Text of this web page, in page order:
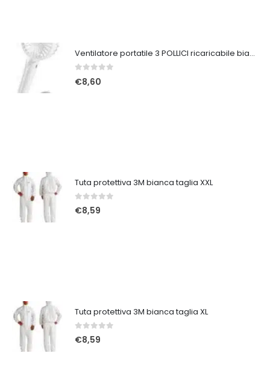
Ventilatore portatile 3 POLLICI ricaricabile bianco
Su 5
€8,60
Tuta protettiva 3M bianca taglia XXL
0Su 5
€8,59
Tuta protettiva 3M bianca taglia XL
0Su 5
€8,59